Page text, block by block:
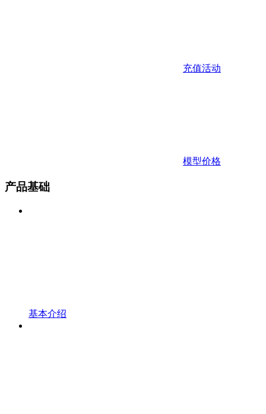
充值活动
模型价格
产品基础
基本介绍